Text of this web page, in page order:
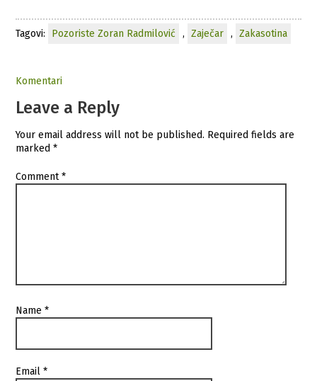
Tagovi: Pozoriste Zoran Radmilović , Zaječar , Zakasotina
Komentari
Leave a Reply
Your email address will not be published. Required fields are
marked*
Comment*
Name*
Email*